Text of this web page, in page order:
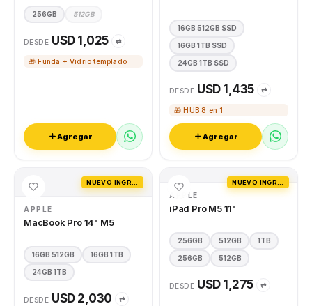
256GB 512GB
DESDE USD 1,025 ⇄
🎁 Funda + Vidrio templado
Agregar
16GB 512GB SSD
16GB 1TB SSD
24GB 1TB SSD
DESDE USD 1,435 ⇄
🎁 HUB 8 en 1
Agregar
APPLE
MacBook Pro 14" M5
16GB 512GB 16GB 1TB
24GB 1TB
DESDE USD 2,030 ⇄
APPLE
iPad Pro M5 11"
256GB 512GB 1TB
256GB 512GB
DESDE USD 1,275 ⇄